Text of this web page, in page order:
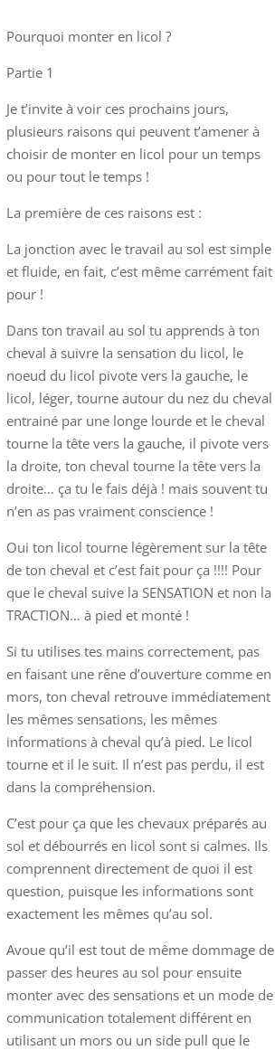
Pourquoi monter en licol ?
Partie 1
Je t’invite à voir ces prochains jours,
plusieurs raisons qui peuvent t’amener à
choisir de monter en licol pour un temps
ou pour tout le temps !
La première de ces raisons est :
La jonction avec le travail au sol est simple
et fluide, en fait, c’est même carrément fait
pour !
Dans ton travail au sol tu apprends à ton
cheval à suivre la sensation du licol, le
noeud du licol pivote vers la gauche, le
licol, léger, tourne autour du nez du cheval
entrainé par une longe lourde et le cheval
tourne la tête vers la gauche, il pivote vers
la droite, ton cheval tourne la tête vers la
droite… ça tu le fais déjà ! mais souvent tu
n’en as pas vraiment conscience !
Oui ton licol tourne légèrement sur la tête
de ton cheval et c’est fait pour ça !!!! Pour
que le cheval suive la SENSATION et non la
TRACTION… à pied et monté !
Si tu utilises tes mains correctement, pas
en faisant une rêne d’ouverture comme en
mors, ton cheval retrouve immédiatement
les mêmes sensations, les mêmes
informations à cheval qu’à pied. Le licol
tourne et il le suit. Il n’est pas perdu, il est
dans la compréhension.
C’est pour ça que les chevaux préparés au
sol et débourrés en licol sont si calmes. Ils
comprennent directement de quoi il est
question, puisque les informations sont
exactement les mêmes qu’au sol.
Avoue qu’il est tout de même dommage de
passer des heures au sol pour ensuite
monter avec des sensations et un mode de
communication totalement différent en
utilisant un mors ou un side pull que le